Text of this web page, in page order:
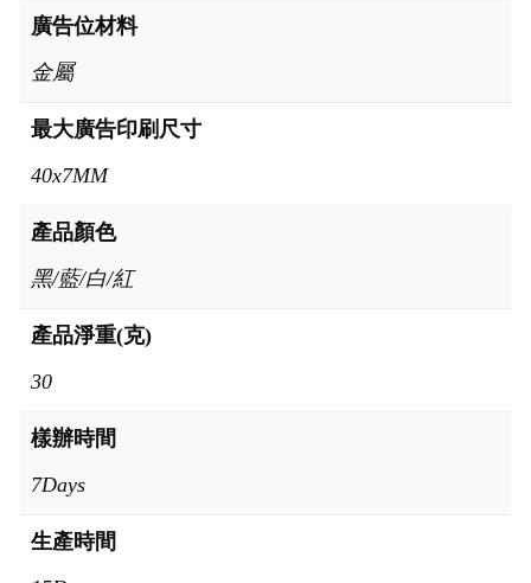
廣告位材料
金屬
最大廣告印刷尺寸
40x7MM
產品顏色
黑/藍/白/紅
產品淨重(克)
30
樣辦時間
7Days
生產時間